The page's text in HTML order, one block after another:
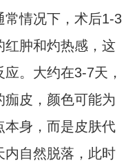
常情况下，术后1-3
红肿和灼热感，这
。大约在3-7天，
痂皮，颜色可能为
本身，而是皮肤代
内自然脱落，此时